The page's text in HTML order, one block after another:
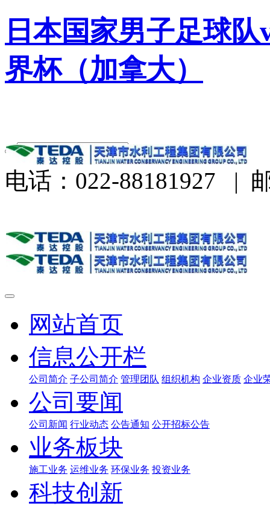
日本国家男子足球
界杯（加拿大）
电话：022-88181927 |
网站首页
信息公开栏
公司简介 子公司简介 管理团队 组织机构 企业资质 企业
公司要闻
公司新闻 行业动态 公告通知 公开招标公告
业务板块
施工业务 运维业务 环保业务 投资业务
科技创新